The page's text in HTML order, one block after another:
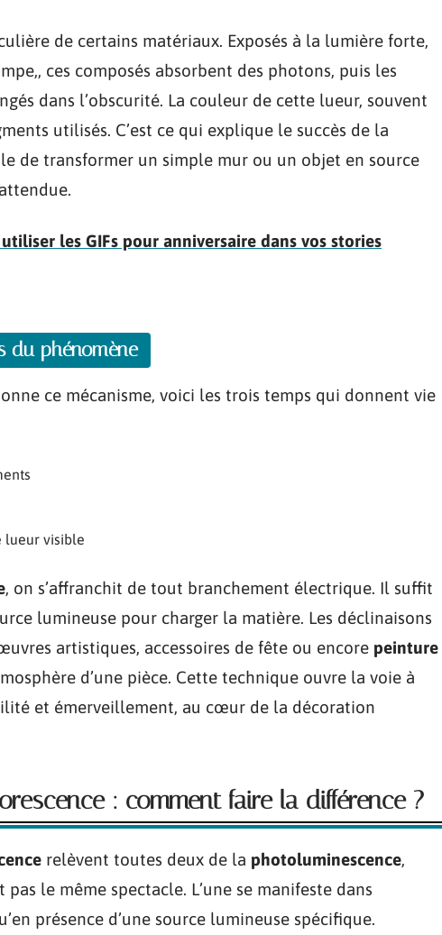
de certains matériaux. Exposés à la lumière forte,
ces composés absorbent des photons, puis les
dans l’obscurité. La couleur de cette lueur, souvent
utilisés. C’est ce qui explique le succès de la
de transformer un simple mur ou un objet en source
les GIFs pour anniversaire dans vos stories
du phénomène
ce mécanisme, voici les trois temps qui donnent vie
lueur visible
, on s’affranchit de tout branchement électrique. Il suffit
lumineuse pour charger la matière. Les déclinaisons
artistiques, accessoires de fête ou encore peinture
d’une pièce. Cette technique ouvre la voie à
et émerveillement, au cœur de la décoration
: comment faire la différence ?
relèvent toutes deux de la photoluminescence,
le même spectacle. L’une se manifeste dans
présence d’une source lumineuse spécifique.